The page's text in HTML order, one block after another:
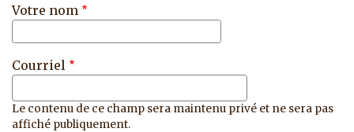
Votre nom
Courriel
Le contenu de ce champ sera maintenu privé et ne sera pas
affiché publiquement.